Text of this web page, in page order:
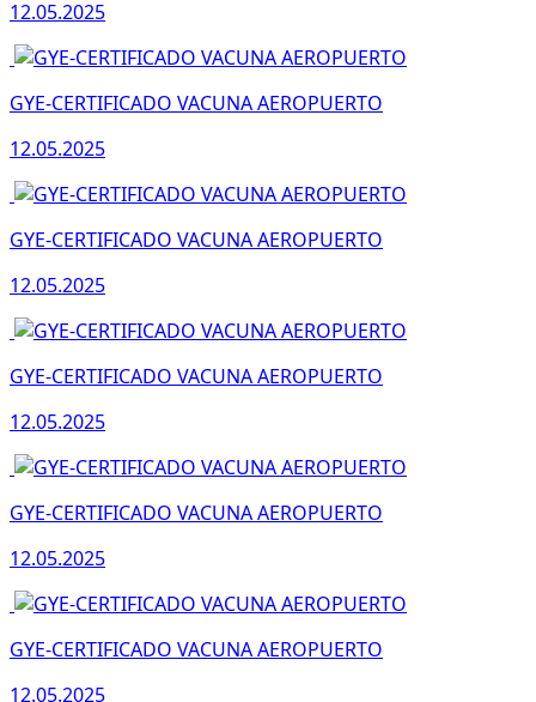
12.05.2025
GYE-CERTIFICADO VACUNA AEROPUERTO
12.05.2025
GYE-CERTIFICADO VACUNA AEROPUERTO
12.05.2025
GYE-CERTIFICADO VACUNA AEROPUERTO
12.05.2025
GYE-CERTIFICADO VACUNA AEROPUERTO
12.05.2025
GYE-CERTIFICADO VACUNA AEROPUERTO
12.05.2025